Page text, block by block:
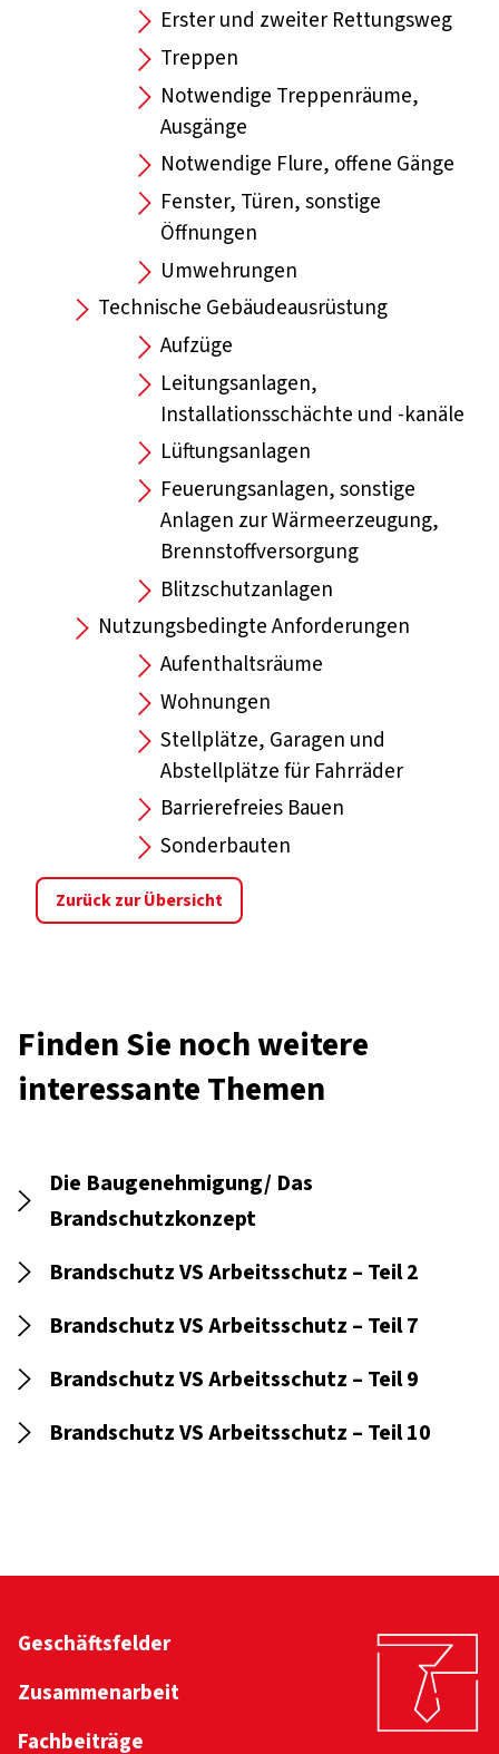
Erster und zweiter Rettungsweg
Treppen
Notwendige Treppenräume,
Ausgänge
Notwendige Flure, offene Gänge
Fenster, Türen, sonstige
Öffnungen
Umwehrungen
Technische Gebäudeausrüstung
Aufzüge
Leitungsanlagen,
Installationsschächte und -kanäle
Lüftungsanlagen
Feuerungsanlagen, sonstige
Anlagen zur Wärmeerzeugung,
Brennstoffversorgung
Blitzschutzanlagen
Nutzungsbedingte Anforderungen
Aufenthaltsräume
Wohnungen
Stellplätze, Garagen und
Abstellplätze für Fahrräder
Barrierefreies Bauen
Sonderbauten
Zurück zur Übersicht
Finden Sie noch weitere
interessante Themen
Die Baugenehmigung/ Das
Brandschutzkonzept
Brandschutz VS Arbeitsschutz – Teil 2
Brandschutz VS Arbeitsschutz – Teil 7
Brandschutz VS Arbeitsschutz – Teil 9
Brandschutz VS Arbeitsschutz – Teil 10
Geschäftsfelder
Zusammenarbeit
Fachbeiträge